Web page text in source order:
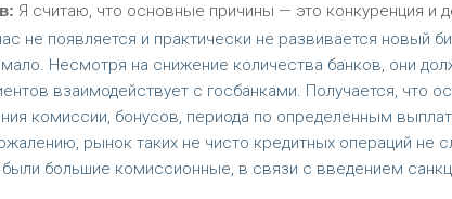
Я считаю, что основные причины — это конкуренция
не появляется и практически не развивается новый
Несмотря на снижение количества банков, они
взаимодействует с госбанками. Получается, что
комиссии, бонусов, периода по определенным
рынок таких не чисто кредитных операций не
были большие комиссионные, в связи с введением